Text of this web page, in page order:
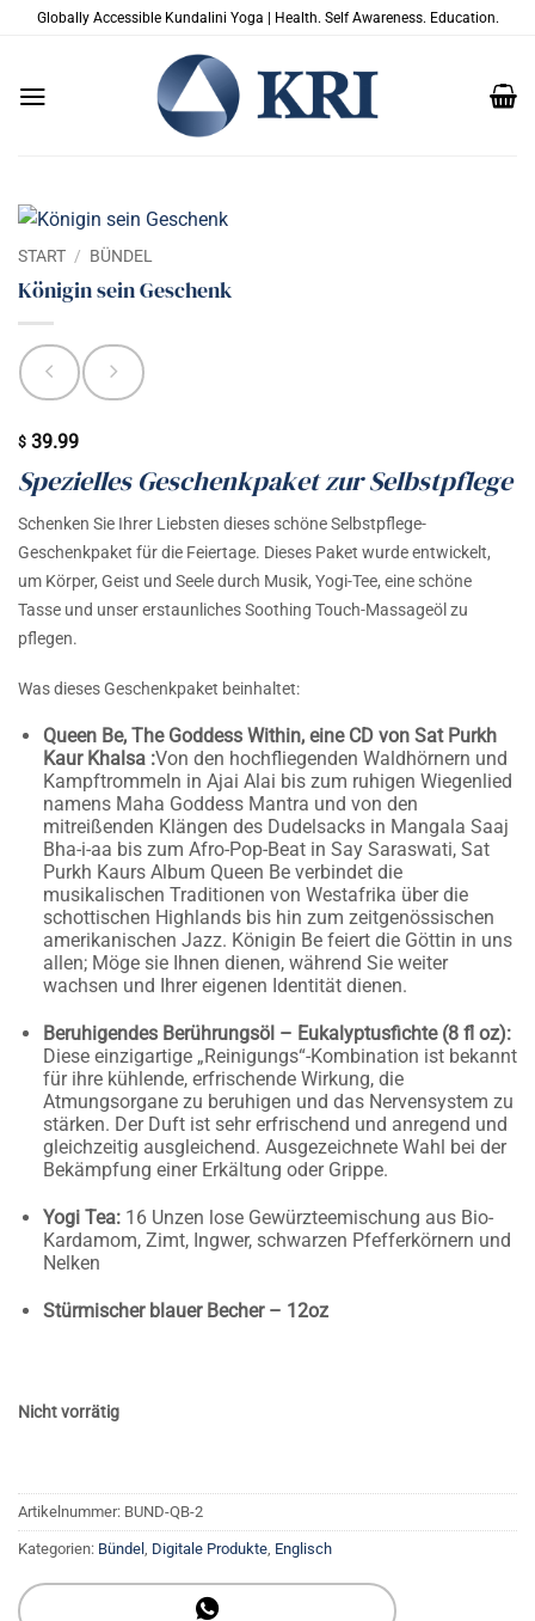
ZumGlobally Accessible Kundalini Yoga | Health. Self Awareness. Education.
START / BÜNDEL
Königin sein Geschenk
$ 39.99
Spezielles Geschenkpaket zur Selbstpflege
Schenken Sie Ihrer Liebsten dieses schöne Selbstpflege-
Geschenkpaket für die Feiertage. Dieses Paket wurde entwickelt,
um Körper, Geist und Seele durch Musik, Yogi-Tee, eine schöne
Tasse und unser erstaunliches Soothing Touch-Massageöl zu
pflegen.
Was dieses Geschenkpaket beinhaltet:
Queen Be, The Goddess Within, eine CD von Sat Purkh
Kaur Khalsa :Von den hochfliegenden Waldhörnern und
Kampftrommeln in Ajai Alai bis zum ruhigen Wiegenlied
namens Maha Goddess Mantra und von den
mitreißenden Klängen des Dudelsacks in Mangala Saaj
Bha-i-aa bis zum Afro-Pop-Beat in Say Saraswati, Sat
Purkh Kaurs Album Queen Be verbindet die
musikalischen Traditionen von Westafrika über die
schottischen Highlands bis hin zum zeitgenössischen
amerikanischen Jazz. Königin Be feiert die Göttin in uns
allen; Möge sie Ihnen dienen, während Sie weiter
wachsen und Ihrer eigenen Identität dienen.
Beruhigendes Berührungsöl – Eukalyptusfichte (8 fl oz):
Diese einzigartige „Reinigungs“-Kombination ist bekannt
für ihre kühlende, erfrischende Wirkung, die
Atmungsorgane zu beruhigen und das Nervensystem zu
stärken. Der Duft ist sehr erfrischend und anregend und
gleichzeitig ausgleichend. Ausgezeichnete Wahl bei der
Bekämpfung einer Erkältung oder Grippe.
Yogi Tea: 16 Unzen lose Gewürzteemischung aus Bio-
Kardamom, Zimt, Ingwer, schwarzen Pfefferkörnern und
Nelken
Stürmischer blauer Becher – 12oz
Nicht vorrätig
Artikelnummer: BUND-QB-2
Kategorien: Bündel Digitale Produkte Englisch